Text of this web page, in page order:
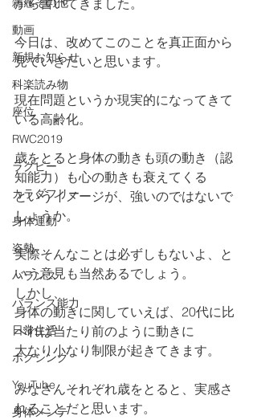
動画
新規お知らせ
科楽読み物
座位
RWC2019
ラグビー
カラダフリー
身体運動
姿勢
バランス
バランス能力
日常生活
ボクシング
YouTube
身体メンテ
から書いてきました。
今日は、改めてこのことを真正面から
見ていきたいと思います。
現在問題というか現実的になってきて
いる高齢化。
歳をとると身体の動きも頭の動き（認
知能力）も心の動きも衰えてくる
というイメージが、強いのではないで
しょうか。
実際そんなことは必ずしもないよ、と
いう意見も当然あるでしょう。
しかし、
身体の動きに関していえば、20代に比
べれば当たり前のように動きに
大なり小なり制限が起きてきます。
みなさんそれぞれ歳をとると、実感さ
れることだと思います。